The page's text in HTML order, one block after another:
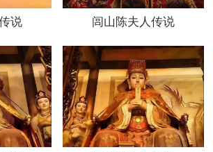
说 闾山陈夫人传说